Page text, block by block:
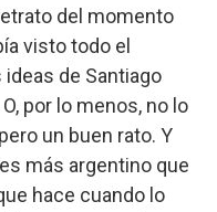
del momento
visto todo el
de Santiago
por lo menos, no lo
un buen rato. Y
más argentino que
hace cuando lo